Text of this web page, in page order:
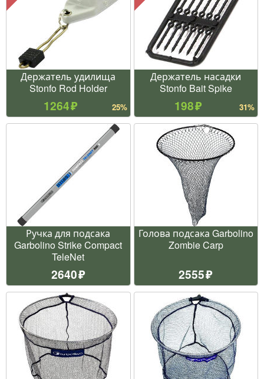
Держатель удилища
Stonfo Rod Holder
1264 25%
Держатель насадки
Stonfo Bait Spike
198 31%
Ручка для подсака
Garbolino Strike Compact
TeleNet
2640
Голова подсака Garbolino
Zombie Carp
2555